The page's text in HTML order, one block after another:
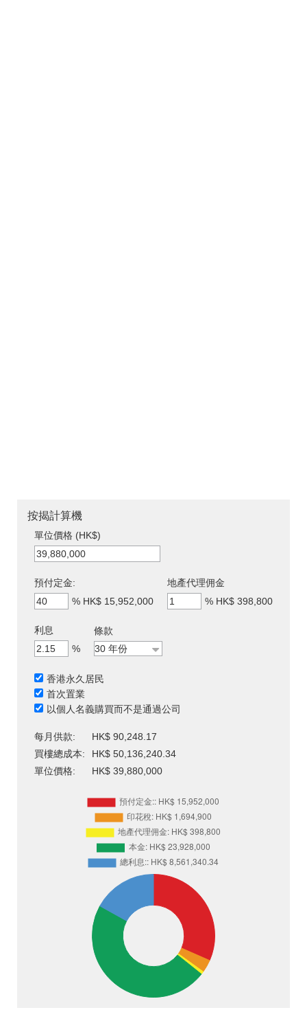
按揭計算機
單位價格 (HK$)
預付定金:
% HK$ 15,952,000
地產代理佣金
% HK$ 398,800
利息
%
條款
香港永久居民
首次置業
以個人名義購買而不是通過公司
每月供款:
HK$ 90,248.17
買樓總成本:
HK$ 50,136,240.34
單位價格:
HK$ 39,880,000